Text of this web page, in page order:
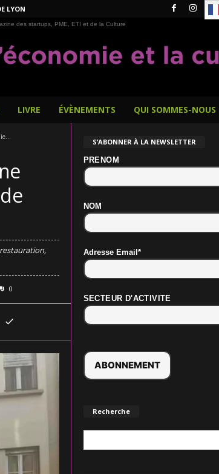
LYON
des startups, PME, ETI et de la Culture
LIVRE ÉVÈNEMENTS QUI SOMMES-NOUS
0
S’ABONNER À LA NEWSLETTER
PRENOM
NOM
Adresse Email*
SECTEUR D'ACTIVITE
Recherche